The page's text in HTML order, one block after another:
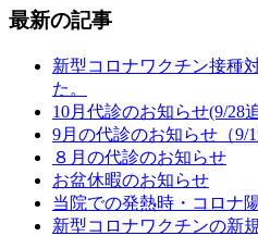
最新の記事
新型コロナワクチン接種
た。
10月代診のお知らせ(9/28
9月の代診のお知らせ（9/1
８月の代診のお知らせ
お盆休暇のお知らせ
当院での発熱時・コロナ
新型コロナワクチンの新